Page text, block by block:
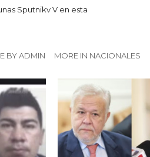
Sputnikv V en esta
BY ADMIN MORE IN NACIONALES